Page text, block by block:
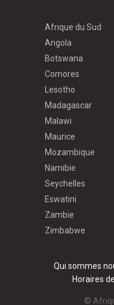
Afrique du Sud
Angola
Botswana
Comores
Lesotho
Madagascar
Malawi
Maurice
Mozambique
Namibie
Seychelles
Eswatini
Zambie
Zimbabwe
Qui sommes
Horaires
©